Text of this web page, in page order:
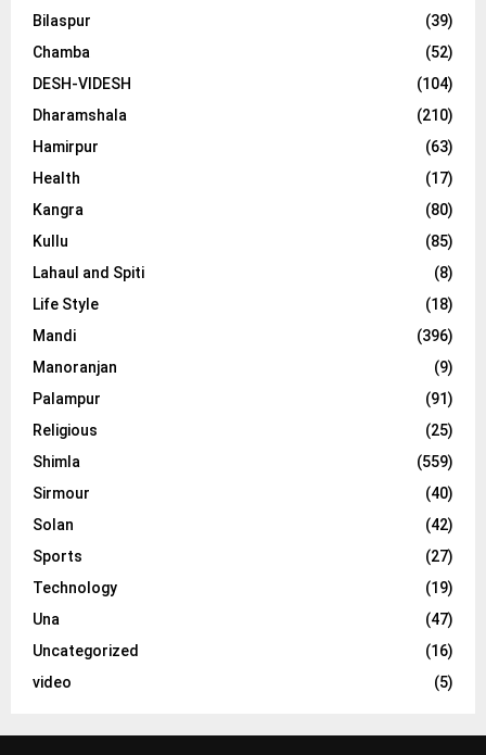
Bilaspur
(39)
Chamba
(52)
DESH-VIDESH
(104)
Dharamshala
(210)
Hamirpur
(63)
Health
(17)
Kangra
(80)
Kullu
(85)
Lahaul and Spiti
(8)
Life Style
(18)
Mandi
(396)
Manoranjan
(9)
Palampur
(91)
Religious
(25)
Shimla
(559)
Sirmour
(40)
Solan
(42)
Sports
(27)
Technology
(19)
Una
(47)
Uncategorized
(16)
video
(5)